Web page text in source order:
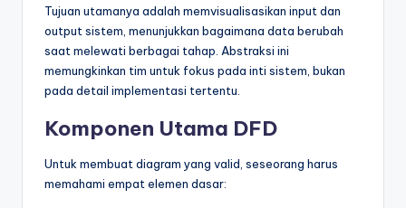
U
p
d
Tujuan utamanya adalah memvisualisasikan input dan
output sistem, menunjukkan bagaimana data berubah
saat melewati berbagai tahap. Abstraksi ini
memungkinkan tim untuk fokus pada inti sistem, bukan
pada detail implementasi tertentu.
Komponen Utama DFD
Untuk membuat diagram yang valid, seseorang harus
memahami empat elemen dasar: